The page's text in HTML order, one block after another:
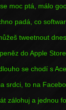
moc ptá, málo
padá, co
tweetnout
do Apple
se chodí s
srdci, to na
zálohuj a jednou